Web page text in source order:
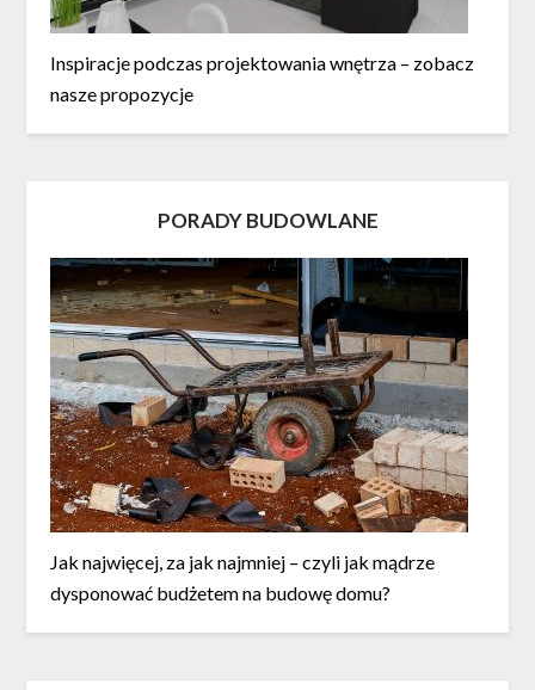
Inspiracje podczas projektowania wnętrza – zobacz
nasze propozycje
PORADY BUDOWLANE
Jak najwięcej, za jak najmniej – czyli jak mądrze
dysponować budżetem na budowę domu?